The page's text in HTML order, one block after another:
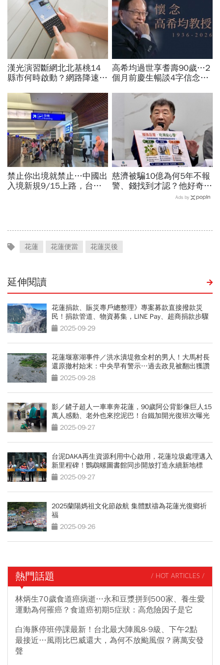
漢光演習斷網北北基桃14
縣市何時啟動？網路降速股
範圍時間…城鎮韌性演習懶
人包
高希均過世享耆壽90歲…2
個月前慶生暢談4字信念，
福、一切靠自己爭氣
禁止你出境就禁止…中國出
入境新規9/15上路，台灣
慈濟被騙10億為何5年不報
警、錢找到才認？他好奇：
當年財報怎麼編…陳時中背
Ads by
花蓮 花蓮便當 花蓮災後
延伸閱讀
花蓮捐款、賑災專戶總整理》專案募款直接撥款災
民！捐款管道、物資募集，LINE Pay、超商捐款步驟
2025-09-29
花蓮堰塞湖事件／洪水潰堤救全村的男人！大馬村長
還原撤村始末：中央早有警示…過去政見被翻出獲讚
2025-09-28
影／鏟子超人一車車奔花蓮，90歲阿公背影像巨人15
萬人感動、老外也來挖泥巴！台鐵加開光復班次曝光
2025-09-27
台泥DAKA再生資源利用中心啟用，花蓮垃圾處理邁入
新里程碑！鸚鵡螺圖書館同步開放打造永續新地標
2025-09-27
2025蘭陽媽祖文化節啟航 集體默禱為花蓮光復鄉祈
福
2025-09-26
熱門話題 / HOT ARTICLES /
林炳生70歲食道癌病逝…永和豆漿拼到500家、養生愛
運動為何罹癌？食道癌初期5症狀：高危險因子是它
白海豚停班停課最新！台北最大陣風8-9級、下午2點
最接近…風雨比巴威還大，為何不放颱風假？蔣萬安發
聲